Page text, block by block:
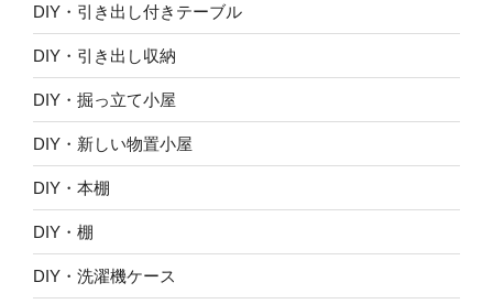
DIY・引き出し付きテーブル
DIY・引き出し収納
DIY・掘っ立て小屋
DIY・新しい物置小屋
DIY・本棚
DIY・棚
DIY・洗濯機ケース